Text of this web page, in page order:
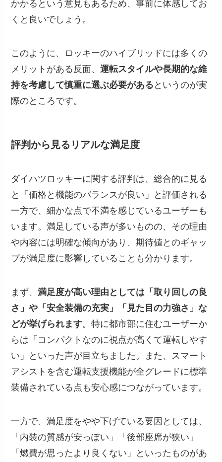
かかるという意見もあるため、事前に体感してお
くと良いでしょう。
このように、ロッキーのハイブリッドには多くの
メリットがある反面、運転スタイルや長期的な維
持を考慮して慎重に選ぶ必要がある というのが実
際のところです。
評判から見るリアルな満足度
ダイハツロッキーに関する評判は、総合的に見る
と「価格と機能のバランスが良い」と評価される
一方で、細かな点で不満を感じているユーザーも
います。満足している声が多いものの、その理由
や内容には明確な傾向があり、期待値とのギャッ
プが満足度に影響していることも分かります。
まず、満足度が高い理由としては「取り回しの良
さ」や「安全装備の充実」「見た目の力強さ」な
どが挙げられます。特に都市部に住むユーザーか
らは「コンパクトなのに視点が高くて運転しやす
い」といった声が目立ちました。また、スマート
アシストを含む運転支援機能が全グレードに標準
装備されている点も安心感につながっています。
一方で、満足度をやや下げている要因としては、
「内装の質感が安っぽい」「後部座席が狭い」
「燃費が思ったより良くない」といったものがあ